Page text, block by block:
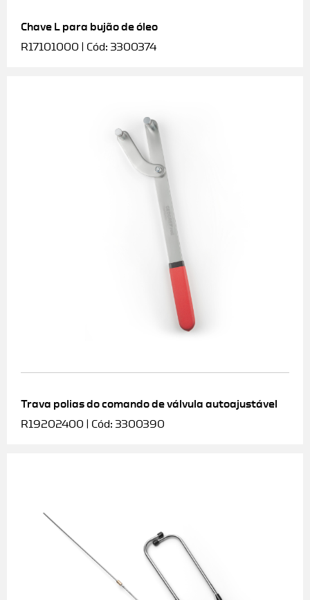
Chave L para bujão de óleo
R17101000 | Cód: 3300374
Trava polias do comando de válvula autoajustável
R19202400 | Cód: 3300390